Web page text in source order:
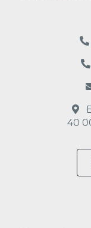
40